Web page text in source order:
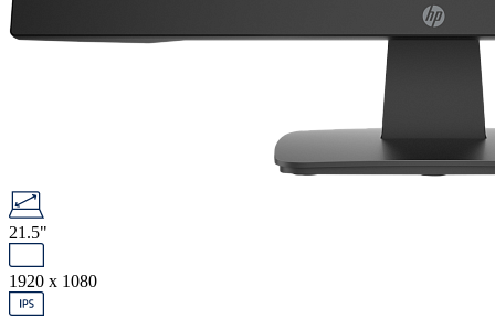
21.5"
1920 x 1080